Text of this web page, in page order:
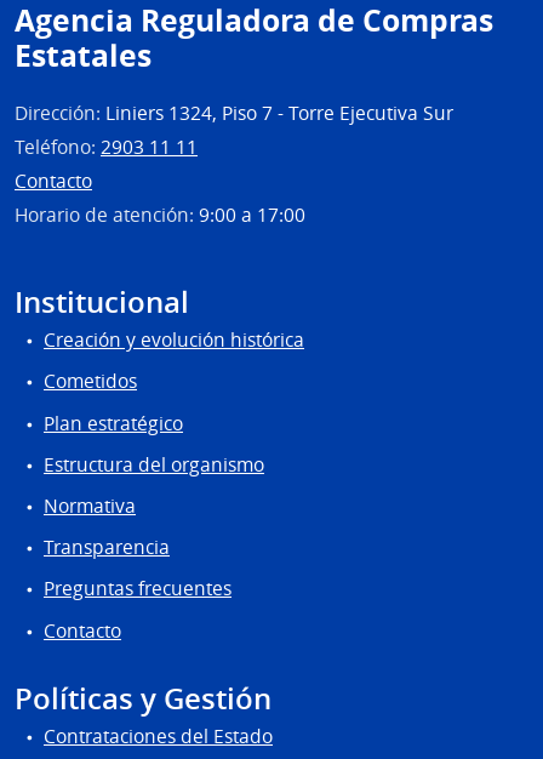
Agencia Reguladora de Compras
Estatales
Dirección: Liniers 1324, Piso 7 - Torre Ejecutiva Sur
Teléfono: 2903 11 11
Contacto
Horario de atención: 9:00 a 17:00
Institucional
Creación y evolución histórica
Cometidos
Plan estratégico
Estructura del organismo
Normativa
Transparencia
Preguntas frecuentes
Contacto
Políticas y Gestión
Contrataciones del Estado